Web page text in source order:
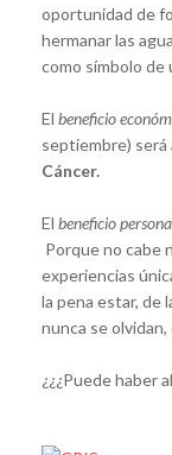
oportunidad de
hermanar las
como símbolo de
El beneficio
septiembre) será
Cáncer.
El beneficio persona
Porque no cabe
experiencias
la pena estar, de
nunca se olvidan,
¿¿¿Puede haber